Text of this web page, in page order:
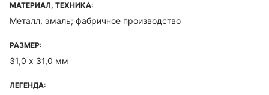
МАТЕРИАЛ, ТЕХНИКА:
Металл, эмаль; фабричное производство
РАЗМЕР:
31,0 х 31,0 мм
ЛЕГЕНДА: